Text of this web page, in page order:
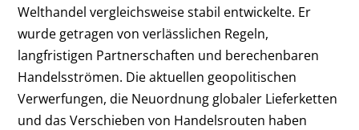
Welthandel vergleichsweise stabil entwickelte. Er
wurde getragen von verlässlichen Regeln,
langfristigen Partnerschaften und berechenbaren
Handelsströmen. Die aktuellen geopolitischen
Verwerfungen, die Neuordnung globaler Lieferketten
und das Verschieben von Handelsrouten haben